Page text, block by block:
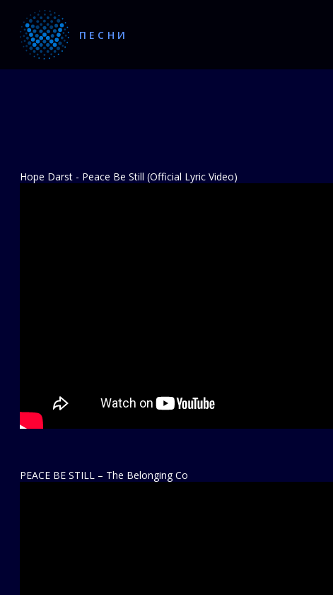
ПЕСНИ
Hope Darst - Peace Be Still (Official Lyric Video)
PEACE BE STILL – The Belonging Co